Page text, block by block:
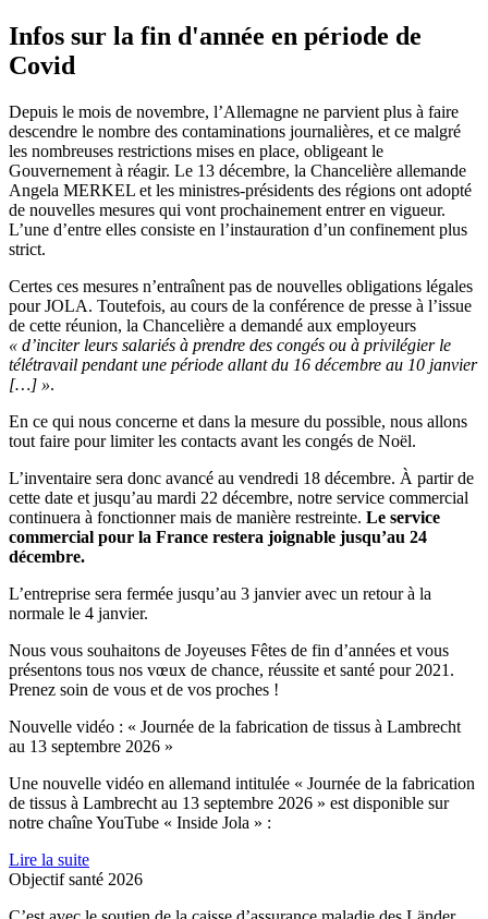
Infos sur la fin d'année en période de
Covid
Depuis le mois de novembre, l’Allemagne ne parvient plus à faire
descendre le nombre des contaminations journalières, et ce malgré
les nombreuses restrictions mises en place, obligeant le
Gouvernement à réagir. Le 13 décembre, la Chancelière allemande
Angela MERKEL et les ministres-présidents des régions ont adopté
de nouvelles mesures qui vont prochainement entrer en vigueur.
L’une d’entre elles consiste en l’instauration d’un confinement plus
strict.
Certes ces mesures n’entraînent pas de nouvelles obligations légales
pour JOLA. Toutefois, au cours de la conférence de presse à l’issue
de cette réunion, la Chancelière a demandé aux employeurs
« d’inciter leurs salariés à prendre des congés ou à privilégier le
télétravail pendant une période allant du 16 décembre au 10 janvier
[…] ».
En ce qui nous concerne et dans la mesure du possible, nous allons
tout faire pour limiter les contacts avant les congés de Noël.
L’inventaire sera donc avancé au vendredi 18 décembre. À partir de
cette date et jusqu’au mardi 22 décembre, notre service commercial
continuera à fonctionner mais de manière restreinte. Le service
commercial pour la France restera joignable jusqu’au 24
décembre.
L’entreprise sera fermée jusqu’au 3 janvier avec un retour à la
normale le 4 janvier.
Nous vous souhaitons de Joyeuses Fêtes de fin d’années et vous
présentons tous nos vœux de chance, réussite et santé pour 2021.
Prenez soin de vous et de vos proches !
Nouvelle vidéo : « Journée de la fabrication de tissus à Lambrecht
au 13 septembre 2026 »
Une nouvelle vidéo en allemand intitulée « Journée de la fabrication
de tissus à Lambrecht au 13 septembre 2026 » est disponible sur
notre chaîne YouTube « Inside Jola » :
Lire la suite
Objectif santé 2026